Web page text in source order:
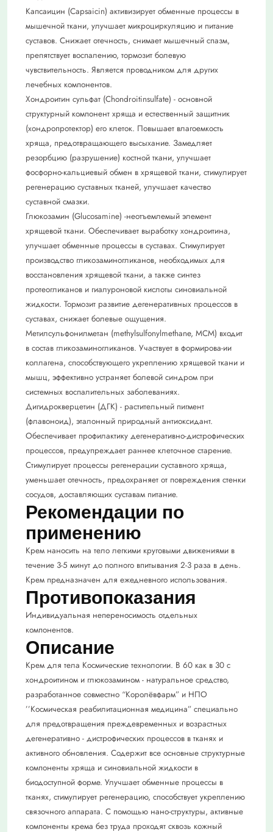
Капсаицин (Capsaicin) активизирует обменные процессы в
мышечной ткани, улучшает микроциркуляцию и питание
суставов. Снижает отечность, снимает мышечный спазм,
препятствует воспалению, тормозит болевую
чувствительность. Является проводником для других
лечебных компонентов.
Хондроитин сульфат (Chondroitinsulfate) - основной
структурный компонент хряща и естественный защитник
(хондропротектор) его клеток. Повышает влагоемкость
хряща, предотвращающего высыхание. Замедляет
резорбцию (разрушение) костной ткани, улучшает
фосфорно-кальциевый обмен в хрящевой ткани, стимулирует
регенерацию суставных тканей, улучшает качество
суставной смазки.
Глюкозамин (Glucosamine) -неотъемлемый элемент
хрящевой ткани. Обеспечивает выработку хондроитина,
улучшает обменные процессы в суставах. Стимулирует
производство гликозаминогликанов, необходимых для
восстановления хрящевой ткани, а также синтез
протеогликанов и гиалуроновой кислоты синовиальной
жидкости. Тормозит развитие дегенеративных процессов в
суставах, снижает болевые ощущения.
Метилсульфонилметан (methylsulfonylmethane, МСМ) входит
в состав гликозаминогликанов. Участвует в формирова-ии
коллагена, способствующего укреплению хрящевой ткани и
мышц, эффективно устраняет болевой синдром при
системных воспалительных заболеваниях.
Дигидрокверцетин (ДГК) - растительный пигмент
(флавоноид), эталонный природный антиоксидант.
Обеспечивает профилактику дегенеративно-дистрофических
процессов, предупреждает раннее клеточное старение.
Стимулирует процессы регенерации суставного хряща,
уменьшает отечность, предохраняет от повреждения стенки
сосудов, доставляющих суставам питание.
Рекомендации по
применению
Крем нано­сить на тело легкими круговыми движениями в
течение 3-5 минут до полного впитывания 2-3 раза в день.
Крем предназначен для ежедневного использования.
Противопоказания
Индивидуальная непереносимость отдельных
компонентов.
Описание
Крем для тела Космические технологии. В 60 как в 30 с
хондроитином и глюкозамином - натуральное средство,
разработанное совместно “Королёвфарм” и НПО
’’Космическая реабилитационная медицина” специально
для предотвращения преждевременных и возрастных
дегенеративно - дистрофических процессов в тканях и
активного обновления. Содержит все основные структурные
компоненты хряща и синовиальной жидкости в
биодоступной форме. Улучшает обменные процессы в
тканях, стимулирует регенерацию, способствует укреплению
связочного аппарата. С помощью нано-структуры, активные
компоненты крема без труда проходят сквозь кожный